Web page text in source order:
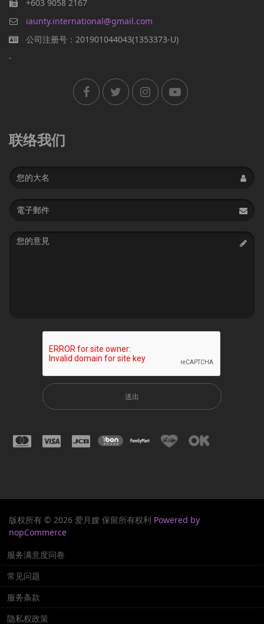
+603 9058 2167
iaunty.international@gmail.com
公司注册号：201901044043(1353373-U)
-
联络我们
Name
Email
address
Message
送出
版权所有 © 2026 爱月嫂 保留所有权利 Powered by
nopCommerce
服务满意度问卷
常见问题
服务条款
隐私权政策